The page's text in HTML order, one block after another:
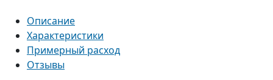
Описание
Характеристики
Примерный расход
Отзывы